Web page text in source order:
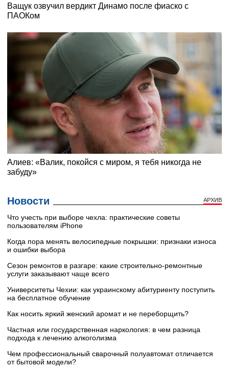
Новости АРХИВ
Что учесть при выборе чехла: практические советы
пользователям iPhone
Когда пора менять велосипедные покрышки: признаки износа
и ошибки выбора
Сезон ремонтов в разгаре: какие строительно-ремонтные
услуги заказывают чаще всего
Университеты Чехии: как украинскому абитуриенту поступить
на бесплатное обучение
Как носить яркий женский аромат и не переборщить?
Частная или государственная наркология: в чем разница
подхода к лечению алкоголизма
Чем профессиональный сварочный полуавтомат отличается
от бытовой модели?